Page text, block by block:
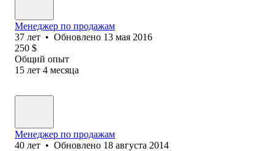
Менеджер по продажам
37 лет • Обновлено 13 мая 2016
250 $
Общий опыт
15 лет 4 месяца
Менеджер по продажам
40 лет • Обновлено 18 августа 2014